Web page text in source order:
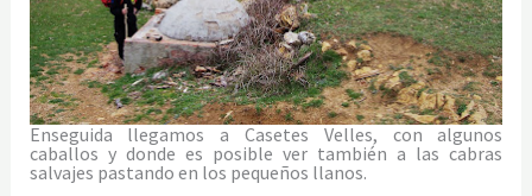
Enseguida llegamos a Casetes Velles, con algunos
caballos y donde es posible ver también a las cabras
salvajes pastando en los pequeños llanos.